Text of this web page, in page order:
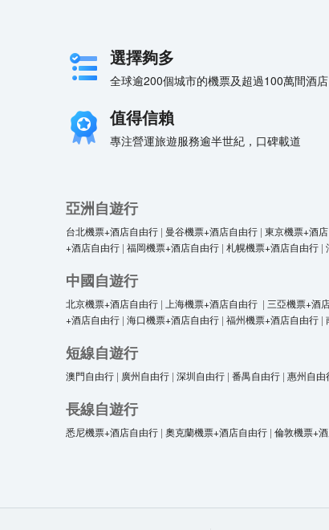
選擇夠多
全球逾200個城市的機票及超過100萬間酒店
值得信賴
專注營運旅遊服務逾半世紀，口碑載道
亞洲自遊行
台北機票+酒店自由行 | 曼谷機票+酒店自由行 | 東京機票+酒
+酒店自由行 | 福岡機票+酒店自由行 | 札幌機票+酒店自由行 |
中國自遊行
北京機票+酒店自由行 | 上海機票+酒店自由行 | 三亞機票+酒
+酒店自由行 | 海口機票+酒店自由行 | 福州機票+酒店自由行 |
短線自遊行
澳門自由行 | 廣州自由行 | 深圳自由行 | 番禺自由行 | 惠州自由
長線自遊行
悉尼機票+酒店自由行 | 奧克蘭機票+酒店自由行 | 倫敦機票+